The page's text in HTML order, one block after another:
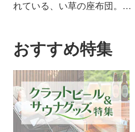
れている、い草の座布団。抗
おすすめ特集